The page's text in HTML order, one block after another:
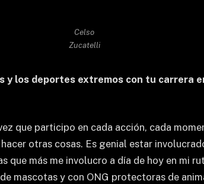
Celso
Zucatelli
y los deportes extremos con tu carrera
que participo en cada acción, cada
otras cosas. Es genial estar
que más me involucro a día de hoy en mi
mascotas y con ONG protectoras de